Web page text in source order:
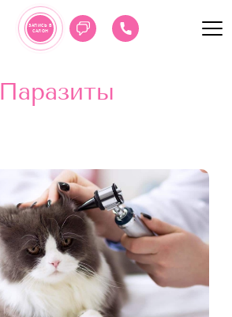
ЗАПИСЬ В
САЛОН
Паразиты